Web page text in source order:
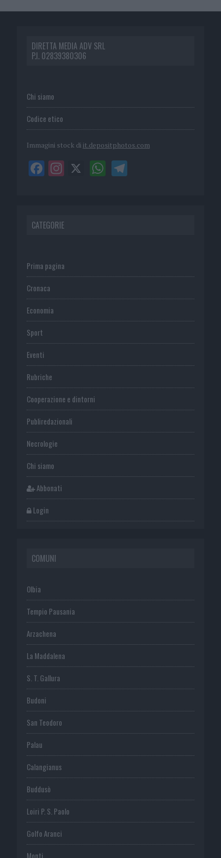
DIRETTA MEDIA ADV SRL
P.I. 02839380306
Chi siamo
Codice etico
Immagini stock di it.depositphotos.com
CATEGORIE
Prima pagina
Cronaca
Economia
Sport
Eventi
Rubriche
Cooperazione e dintorni
Publiredazionali
Necrologie
Chi siamo
Abbonati
Login
COMUNI
Olbia
Tempio Pausania
Arzachena
La Maddalena
S. T. Gallura
Budoni
San Teodoro
Palau
Calangianus
Buddusò
Loiri P. S. Paolo
Golfo Aranci
Monti